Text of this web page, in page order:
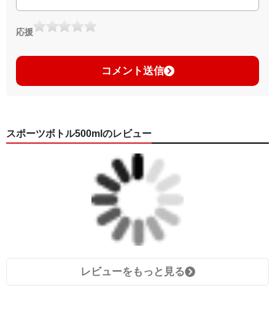
応援
コメント送信
スポーツボトル500mlのレビュー
レビューをもっと見る